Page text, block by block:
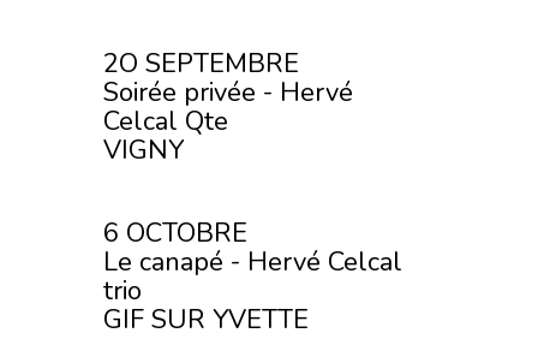
2O SEPTEMBRE
Soirée privée - Hervé
Celcal Qte
VIGNY
6 OCTOBRE
Le canapé - Hervé Celcal
trio
GIF SUR YVETTE